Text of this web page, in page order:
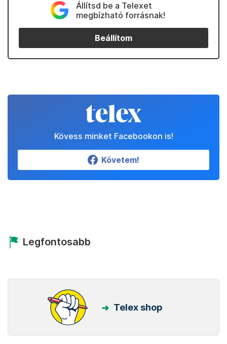
Állítsd be a Telexet
megbízható forrásnak!
Beállítom
Kövess minket Facebookon is!
Követem!
Legfontosabb
Telex shop